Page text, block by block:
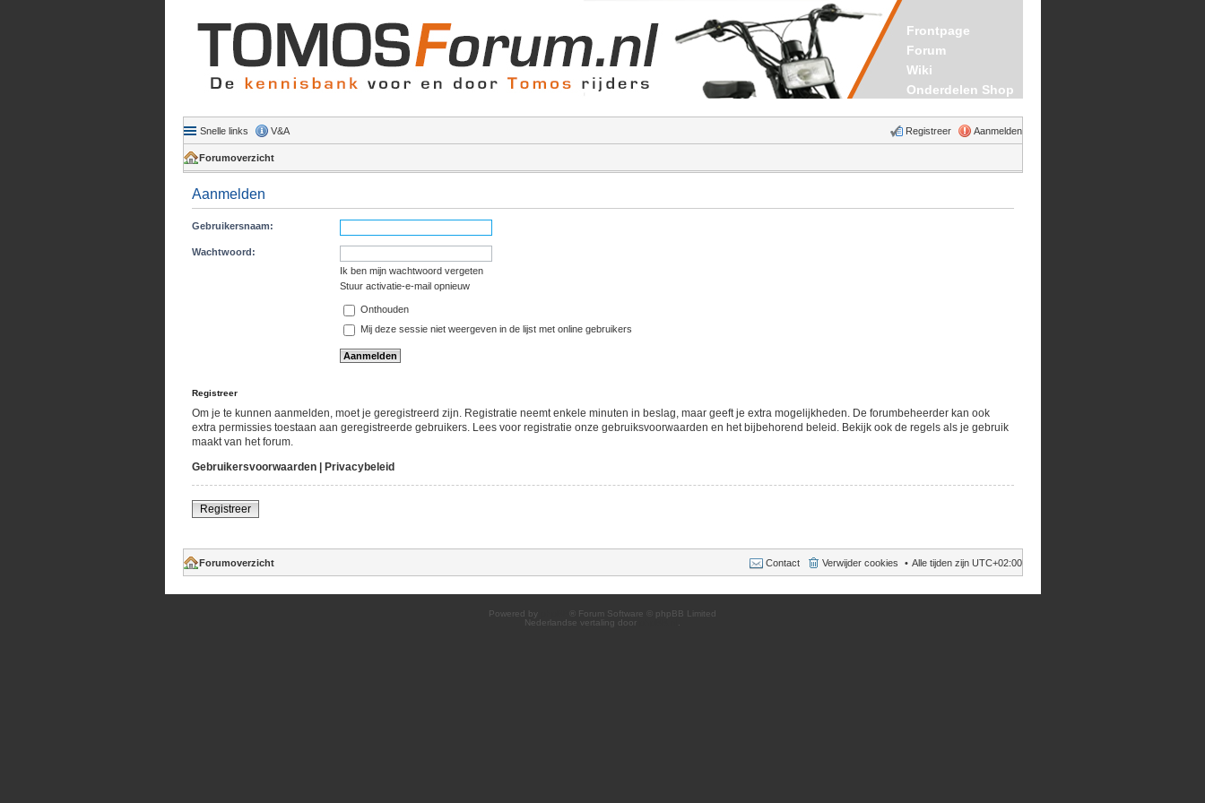
Frontpage
Forum
Wiki
Onderdelen Shop
Snelle links V&A Aanmelden
Registreer
Forumoverzicht
Aanmelden
Gebruikersnaam:
Wachtwoord:
Ik ben mijn wachtwoord vergeten
Stuur activatie-e-mail opnieuw
Onthouden
Mij deze sessie niet weergeven in de lijst met online gebruikers
Registreer
Om je te kunnen aanmelden, moet je geregistreerd zijn. Registratie neemt enkele minuten in beslag, maar geeft je extra mogelijkheden. De forumbeheerder kan ook
extra permissies toestaan aan geregistreerde gebruikers. Lees voor registratie onze gebruiksvoorwaarden en het bijbehorend beleid. Bekijk ook de regels als je gebruik
maakt van het forum.
Gebruikersvoorwaarden| Privacybeleid
Registreer
Forumoverzicht Alle tijden zijn UTC+02:00
Verwijder cookies
Contact
Powered by
® Forum Software © phpBB Limited
Nederlandse vertaling door